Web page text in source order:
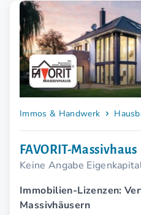
Immos & Handwerk
FAVORIT-Massivhaus
Keine Angabe
Immobilien-Lizenzen:
Massivhäusern